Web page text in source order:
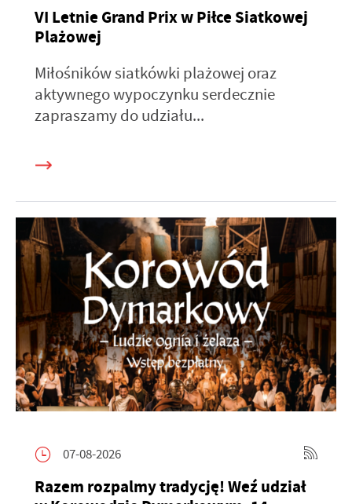
VI Letnie Grand Prix w Piłce Siatkowej
Plażowej
Miłośników siatkówki plażowej oraz
aktywnego wypoczynku serdecznie
zapraszamy do udziału...
07-08-2026
Razem rozpalmy tradycję! Weź udział